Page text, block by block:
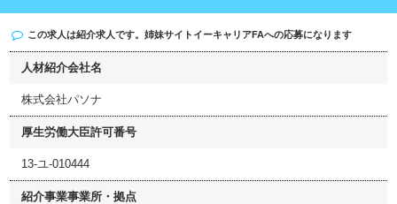
この求人は紹介求人です。姉妹サイト イーキャリアFAへの応募になります
人材紹介会社名
株式会社パソナ
厚生労働大臣許可番号
13-ユ-010444
紹介事業事業所・拠点